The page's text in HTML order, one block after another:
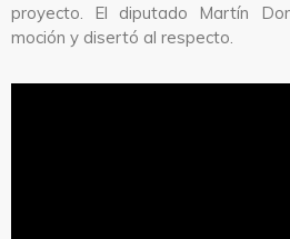
proyecto. El diputado Martín
moción y disertó al respecto.